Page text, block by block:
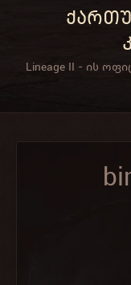
Lineage II - ის